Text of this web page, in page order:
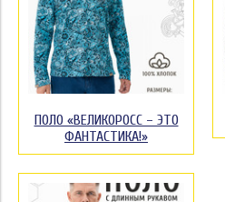
ПОЛО «ВЕЛИКОРОСС – ЭТО
ФАНТАСТИКА!»